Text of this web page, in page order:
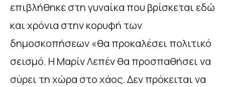
επιβλήθηκε στη γυναίκα που βρίσκεται εδώ
και χρόνια στην κορυφή των
δημοσκοπήσεων «θα προκαλέσει πολιτικό
σεισμό. Η Μαρίν Λεπέν θα προσπαθήσει να
σύρει τη χώρα στο χάος. Δεν πρόκειται να